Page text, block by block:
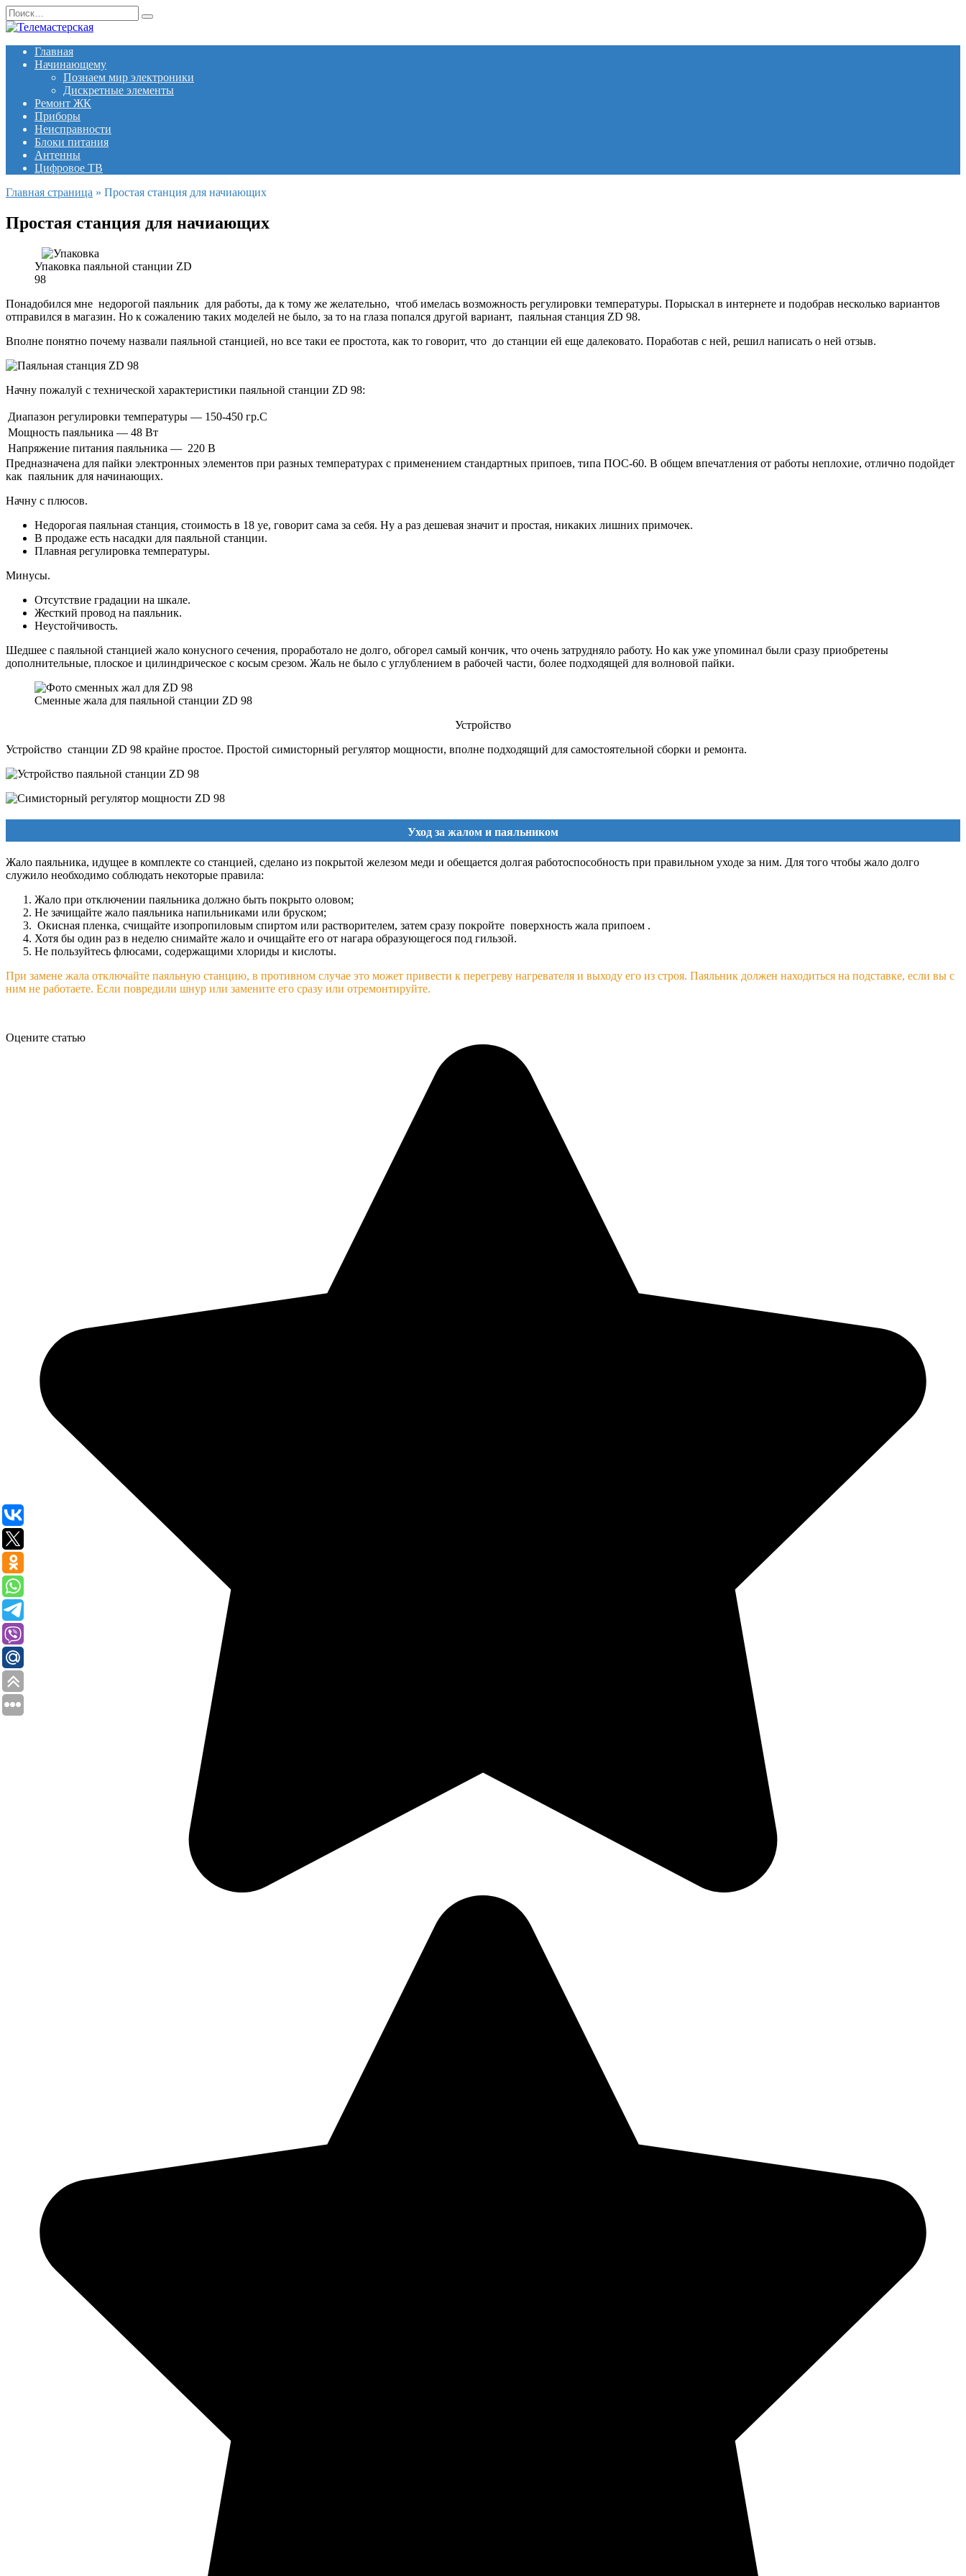
Перейти
к
Search
for:
Главная
Начинающему
Познаем мир электроники
Дискретные элементы
Ремонт ЖК
Приборы
Неисправности
Блоки питания
Антенны
Цифровое ТВ
Главная страница » Простая станция для начиающих
Простая станция для начиающих
Упаковка паяльной станции ZD
98
Понадобился мне недорогой паяльник для работы, да к тому же желательно, чтоб имелась возможность регулировки температуры. Порыскал в интернете и подобрав несколько вариантов
отправился в магазин. Но к сожалению таких моделей не было, за то на глаза попался другой вариант, паяльная станция ZD 98.
Вполне понятно почему назвали паяльной станцией, но все таки ее простота, как то говорит, что до станции ей еще далековато. Поработав с ней, решил написать о ней отзыв.
Начну пожалуй с технической характеристики паяльной станции ZD 98:
Диапазон регулировки температуры — 150-450 гр.С
Мощность паяльника — 48 Вт
Напряжение питания паяльника — 220 В
Предназначена для пайки электронных элементов при разных температурах с применением стандартных припоев, типа ПОС-60. В общем впечатления от работы неплохие, отлично подойдет
как паяльник для начинающих.
Начну с плюсов.
Недорогая паяльная станция, стоимость в 18 уе, говорит сама за себя. Ну а раз дешевая значит и простая, никаких лишних примочек.
В продаже есть насадки для паяльной станции.
Плавная регулировка температуры.
Минусы.
Отсутствие градации на шкале.
Жесткий провод на паяльник.
Неустойчивость.
Шедшее с паяльной станцией жало конусного сечения, проработало не долго, обгорел самый кончик, что очень затрудняло работу. Но как уже упоминал были сразу приобретены
дополнительные, плоское и цилиндрическое с косым срезом. Жаль не было с углублением в рабочей части, более подходящей для волновой пайки.
Сменные жала для паяльной станции ZD 98
Устройство
Устройство станции ZD 98 крайне простое. Простой симисторный регулятор мощности, вполне подходящий для самостоятельной сборки и ремонта.
Уход за жалом и паяльником
Жало паяльника, идущее в комплекте со станцией, сделано из покрытой железом меди и обещается долгая работоспособность при правильном уходе за ним. Для того чтобы жало долго
служило необходимо соблюдать некоторые правила:
Жало при отключении паяльника должно быть покрыто оловом;
Не зачищайте жало паяльника напильниками или бруском;
Окисная пленка, счищайте изопропиловым спиртом или растворителем, затем сразу покройте поверхность жала припоем .
Хотя бы один раз в неделю снимайте жало и очищайте его от нагара образующегося под гильзой.
Не пользуйтесь флюсами, содержащими хлориды и кислоты.
При замене жала отключайте паяльную станцию, в противном случае это может привести к перегреву нагревателя и выходу его из строя. Паяльник должен находиться на подставке, если вы с
ним не работаете. Если повредили шнур или замените его сразу или отремонтируйте.
Оцените статью